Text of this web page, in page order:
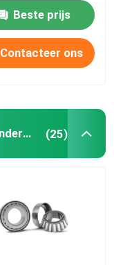
Beste prijs
Contacteer ons
De Lagers van de precisie Verminderde Rol (25)